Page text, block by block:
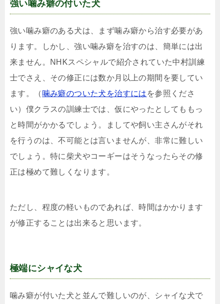
強い噛み癖の付いた犬
強い噛み癖のある犬は、まず噛み癖から治す必要があ
ります。しかし、強い噛み癖を治すのは、簡単には出
来ません。NHKスペシャルで紹介されていた中村訓練
士でさえ、その修正には数か月以上の期間を要してい
ます。（ 噛み癖のついた犬を治すには を参照くださ
い）僕クラスの訓練士では、仮にやったとしてももっ
と時間がかかるでしょう。ましてや飼い主さんがそれ
を行うのは、不可能とは言いませんが、非常に難しい
でしょう。特に柴犬やコーギーはそうなったらその修
正は極めて難しくなります。
ただし、程度の軽いものであれば、時間はかかります
が修正することは出来ると思います。
極端にシャイな犬
噛み癖が付いた犬と並んで難しいのが、シャイな犬で